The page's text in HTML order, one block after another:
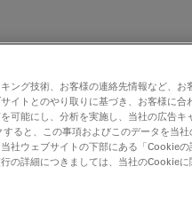
ング技術、お客様の連絡先情報など、お
イトとのやり取りに基づき、お客様に合
可能にし、分析を実施し、当社の広告キ
ると、この事項およびこのデータを当
社ウェブサイトの下部にある「Cookie
の詳細につきましては、当社のCookie